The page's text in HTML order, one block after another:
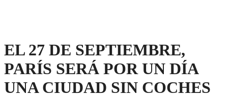
EL 27 DE SEPTIEMBRE,
PARÍS SERÁ POR UN DÍA
UNA CIUDAD SIN COCHES